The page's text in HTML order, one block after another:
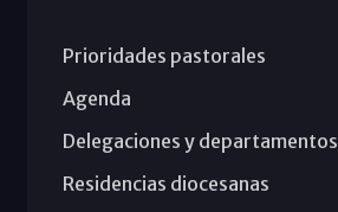
Prioridades pastorales
Agenda
Delegaciones y departamentos
Residencias diocesanas